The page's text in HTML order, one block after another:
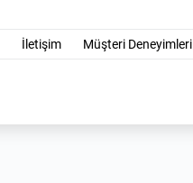
İletişim Müşteri Deneyimleri